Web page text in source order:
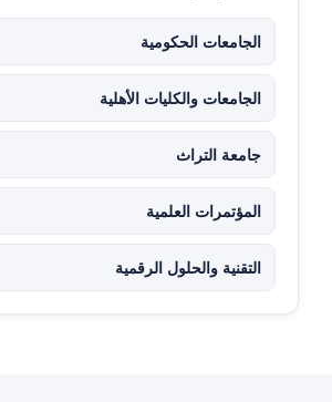
الجامعات الحكومية
الجامعات والكليات الأهلية
جامعة التراث
المؤتمرات العلمية
التقنية والحلول الرقمية